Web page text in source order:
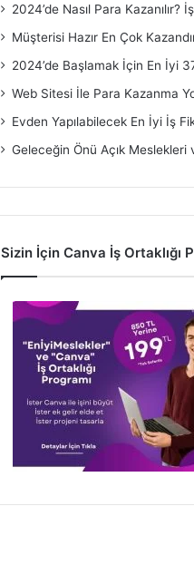
2024’de Nasıl Para Kazanılır?
Müşterisi Hazır En Çok
2024’de Başlamak İçin En İyi
Web Sitesi İle Para Kazanma
Evden Yapılabilecek En İyi İş
Geleceğin Önü Açık Meslekleri
Sizin İçin Canva İş Ortaklığı